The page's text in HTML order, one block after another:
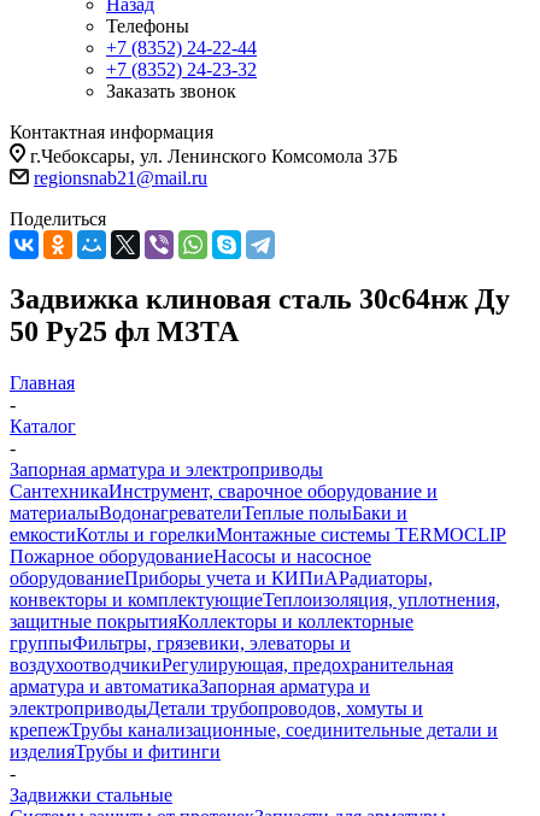
Назад
Телефоны
+7 (8352) 24-22-44
+7 (8352) 24-23-32
Заказать звонок
Контактная информация
г.Чебоксары, ул. Ленинского Комсомола 37Б
regionsnab21@mail.ru
Поделиться
Задвижка клиновая сталь 30с64нж Ду
50 Ру25 фл МЗТА
Главная
-
Каталог
-
Запорная арматура и электроприводы
СантехникаИнструмент, сварочное оборудование и
материалыВодонагревателиТеплые полыБаки и
емкостиКотлы и горелкиМонтажные системы TERMOCLIP
Пожарное оборудованиеНасосы и насосное
оборудованиеПриборы учета и КИПиАРадиаторы,
конвекторы и комплектующиеТеплоизоляция, уплотнения,
защитные покрытияКоллекторы и коллекторные
группыФильтры, грязевики, элеваторы и
воздухоотводчикиРегулирующая, предохранительная
арматура и автоматикаЗапорная арматура и
электроприводыДетали трубопроводов, хомуты и
крепежТрубы канализационные, соединительные детали и
изделияТрубы и фитинги
-
Задвижки стальные